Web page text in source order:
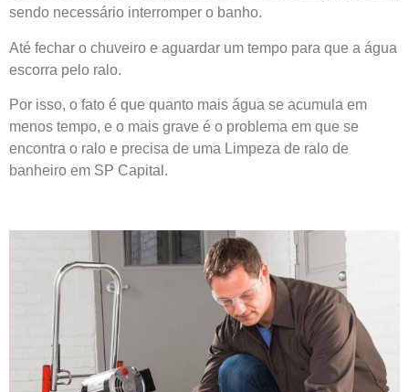
sendo necessário interromper o banho.
Até fechar o chuveiro e aguardar um tempo para que a água
escorra pelo ralo.
Por isso, o fato é que quanto mais água se acumula em
menos tempo, e o mais grave é o problema em que se
encontra o ralo e precisa de uma Limpeza de ralo de
banheiro em SP Capital.